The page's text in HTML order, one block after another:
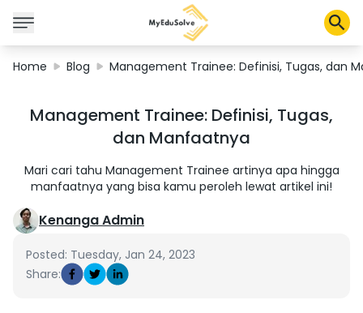
Solusi Perusahaan
Tentang Kami
Home Blog Management Trainee: Definisi, Tugas, dan
Management Trainee: Definisi, Tugas,
dan Manfaatnya
Mari cari tahu Management Trainee artinya apa hingga
manfaatnya yang bisa kamu peroleh lewat artikel ini!
Kenanga Admin
Posted: Tuesday, Jan 24, 2023
Share: